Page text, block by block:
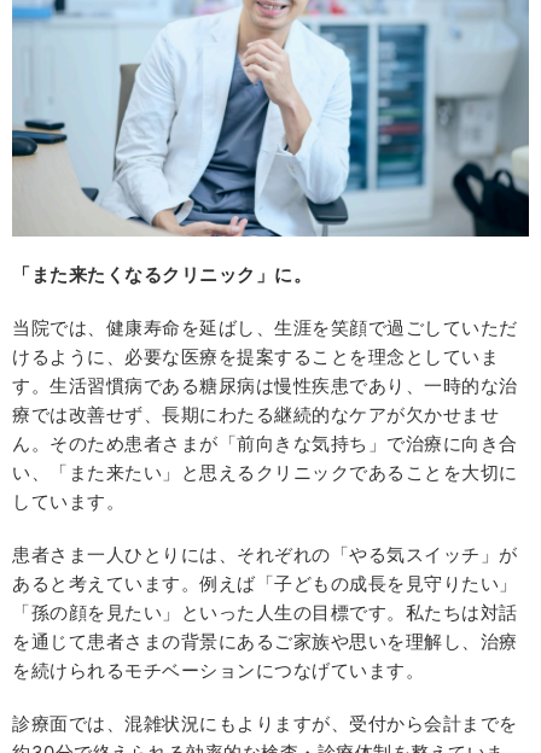
「また来たくなるクリニック」に。
当院では、健康寿命を延ばし、生涯を笑顔で過ごしていただ
けるように、必要な医療を提案することを理念としていま
す。生活習慣病である糖尿病は慢性疾患であり、一時的な治
療では改善せず、長期にわたる継続的なケアが欠かせませ
ん。そのため患者さまが「前向きな気持ち」で治療に向き合
い、「また来たい」と思えるクリニックであることを大切に
しています。
患者さま一人ひとりには、それぞれの「やる気スイッチ」が
あると考えています。例えば「子どもの成長を見守りたい」
「孫の顔を見たい」といった人生の目標です。私たちは対話
を通じて患者さまの背景にあるご家族や思いを理解し、治療
を続けられるモチベーションにつなげています。
診療面では、混雑状況にもよりますが、受付から会計までを